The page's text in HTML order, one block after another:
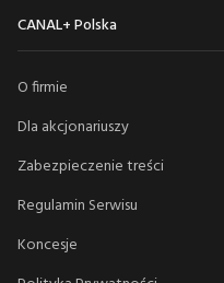
CANAL+ Polska
O firmie
Dla akcjonariuszy
Zabezpieczenie treści
Regulamin Serwisu
Koncesje